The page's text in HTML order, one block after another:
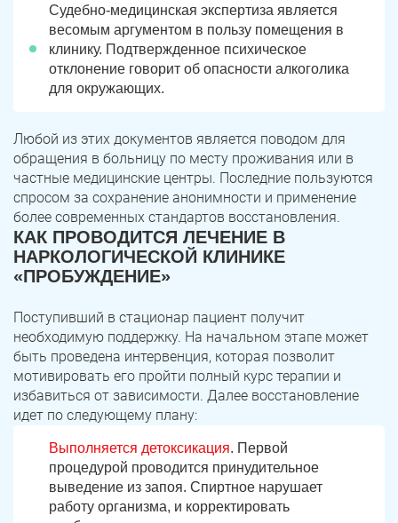
Судебно-медицинская экспертиза является
весомым аргументом в пользу помещения в
клинику. Подтвержденное психическое
отклонение говорит об опасности алкоголика
для окружающих.
Любой из этих документов является поводом для
обращения в больницу по месту проживания или в
частные медицинские центры. Последние пользуются
спросом за сохранение анонимности и применение
более современных стандартов восстановления.
КАК ПРОВОДИТСЯ ЛЕЧЕНИЕ В
НАРКОЛОГИЧЕСКОЙ КЛИНИКЕ
«ПРОБУЖДЕНИЕ»
Поступивший в стационар пациент получит
необходимую поддержку. На начальном этапе может
быть проведена интервенция, которая позволит
мотивировать его пройти полный курс терапии и
избавиться от зависимости. Далее восстановление
идет по следующему плану:
Выполняется детоксикация. Первой
процедурой проводится принудительное
выведение из запоя. Спиртное нарушает
работу организма, и корректировать
ПОЛУЧИТЬ ПОМОЩЬ
ЗАДАТЬ ВОПРОС
ПОЛУЧИТЬ ПОМОЩЬ
Касли Роза
Челябинск
Красногорский Нязепетровск
Первомайский Карабаш
ПОЛУЧИТЬ ПОМОЩЬ